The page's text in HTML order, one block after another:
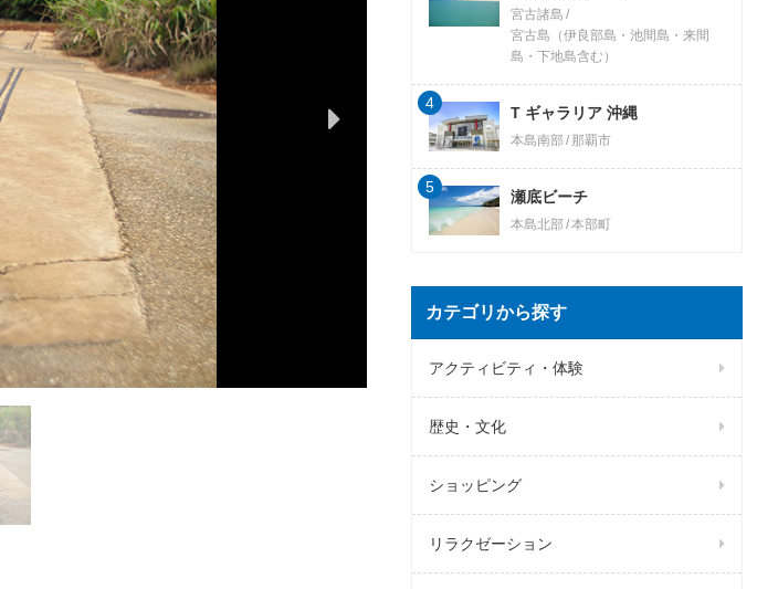
宮古諸島
宮古島（伊良部島・池間島・来間
島・下地島含む）
T ギャラリア 沖縄
本島南部 那覇市
4
瀬底ビーチ
本島北部 本部町
5
カテゴリから探す
アクティビティ・体験
歴史・文化
ショッピング
リラクゼーション